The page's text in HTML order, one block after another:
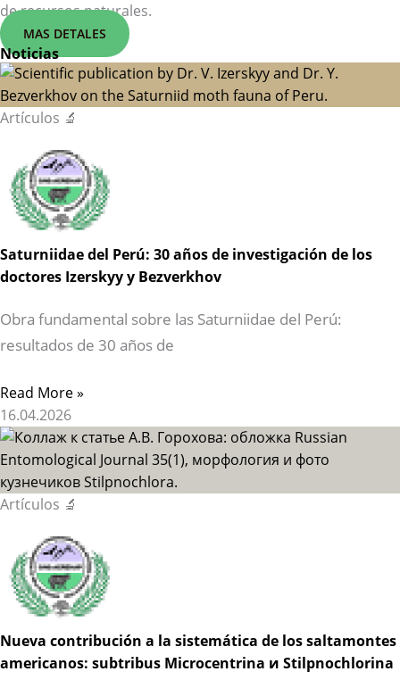
de recursos naturales.
MAS DETALES
Noticias
Artículos 🔬
Saturniidae del Perú: 30 años de investigación de los
doctores Izerskyy y Bezverkhov
Obra fundamental sobre las Saturniidae del Perú:
resultados de 30 años de
Read More »
16.04.2026
Artículos 🔬
Nueva contribución a la sistemática de los saltamontes
americanos: subtribus Microcentrina и Stilpnochlorina